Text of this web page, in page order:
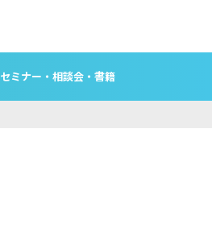
セミナー・相談会・書籍